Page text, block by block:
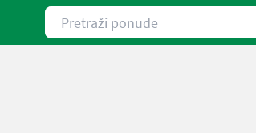
Pretraži ponude